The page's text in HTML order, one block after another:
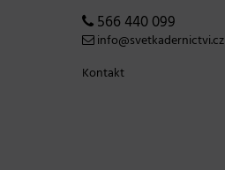
566 440 099
info@svetkadernictvi.cz
Kontakt